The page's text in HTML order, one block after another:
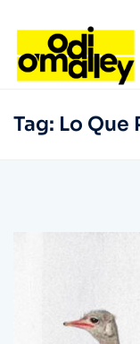
Tag: Lo Que